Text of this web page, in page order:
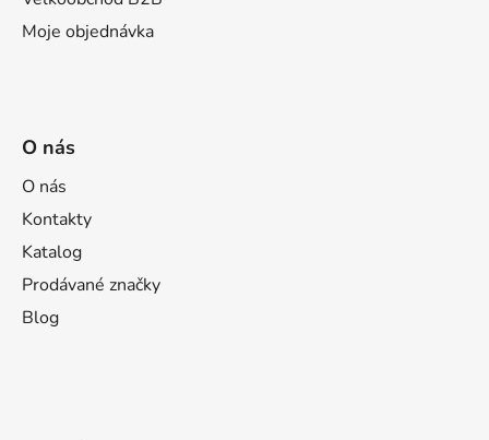
Moje objednávka
O nás
O nás
Kontakty
Katalog
Prodávané značky
Blog